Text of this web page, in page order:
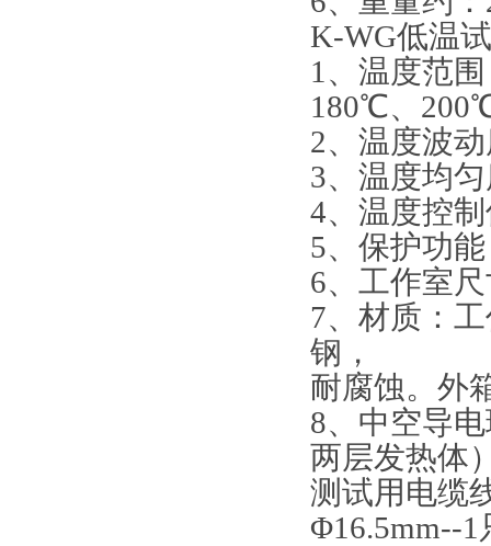
K-WG低温
1、温度范
180℃、
2、温度波
3、温度均
4、温度控
5、保护功
6、工作室
7、材质：
钢，
耐腐蚀。外
8、中空导
两层发热体
测试用电缆
Φ16.5mm--